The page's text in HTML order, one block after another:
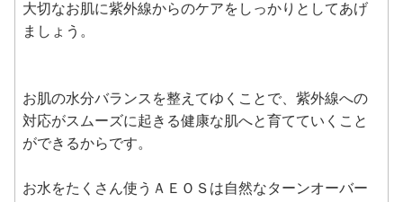
大切なお肌に紫外線からのケアをしっかりとしてあげ
ましょう。
お肌の水分バランスを整えてゆくことで、紫外線への
対応がスムーズに起きる健康な肌へと育てていくこと
ができるからです。
お水をたくさん使うＡＥＯＳは自然なターンオーバー